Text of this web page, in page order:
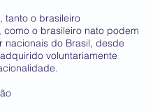
tanto o brasileiro
como o brasileiro nato podem
nacionais do Brasil, desde
voluntariamente